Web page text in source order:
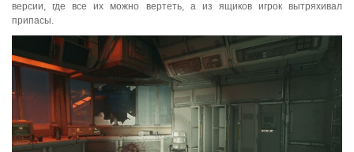
версии, где все их можно вертеть, а из ящиков игрок вытряхивал
припасы.